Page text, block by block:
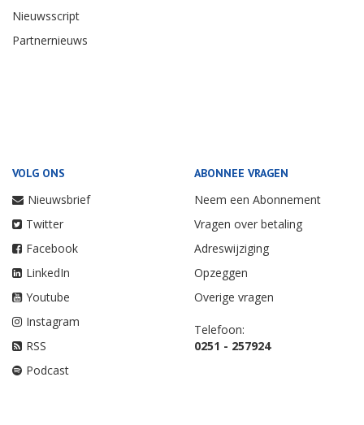
Nieuwsscript
Partnernieuws
VOLG ONS
Nieuwsbrief
Twitter
Facebook
LinkedIn
Youtube
Instagram
RSS
Podcast
ABONNEE VRAGEN
Neem een Abonnement
Vragen over betaling
Adreswijziging
Opzeggen
Overige vragen
Telefoon:
0251 - 257924